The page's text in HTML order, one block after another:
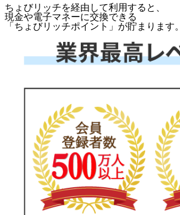
ちょびリッチを経由して利用すると、
現金や電子マネーに交換できる
「 ちょびリッチポイント 」が貯まります。